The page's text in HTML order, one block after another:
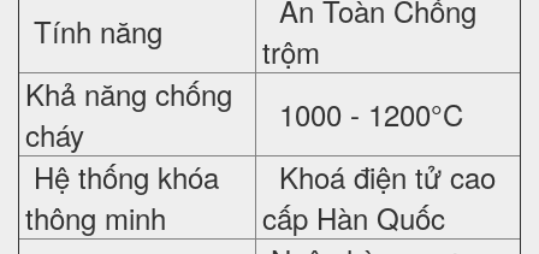
Tính năng
An Toàn Chống
trộm
Khả năng chống
cháy
1000 - 1200°C
Hệ thống khóa
thông minh
Khoá điện tử cao
cấp Hàn Quốc